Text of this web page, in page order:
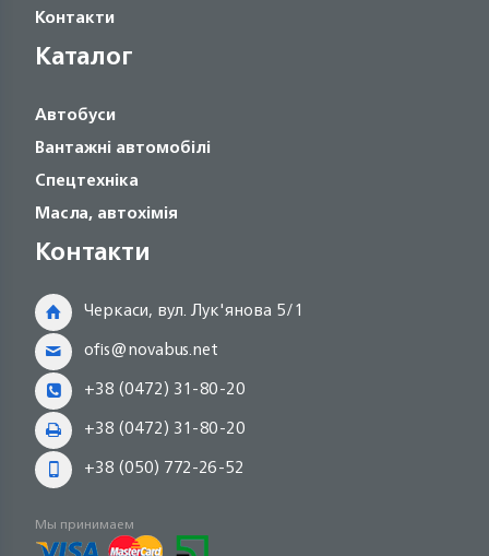
Контакти
Каталог
Автобуси
Вантажні автомобілі
Спецтехніка
Масла, автохімія
Контакти
Черкаси, вул. Лук'янова 5/1
ofis@novabus.net
+38 (0472) 31-80-20
+38 (0472) 31-80-20
+38 (050) 772-26-52
Мы принимаем